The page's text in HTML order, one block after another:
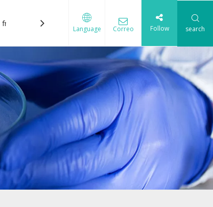
frecuentes Descargar Contáctenos
Language Correo Follow search